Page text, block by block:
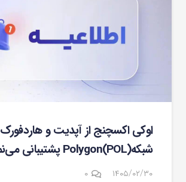
اوکی اکسچنج از آپدیت و هاردفورک
شبکهPolygon(POL) پشتیبانی می‌نماید.
۱۴۰۵/۰۲/۳۰ ۰